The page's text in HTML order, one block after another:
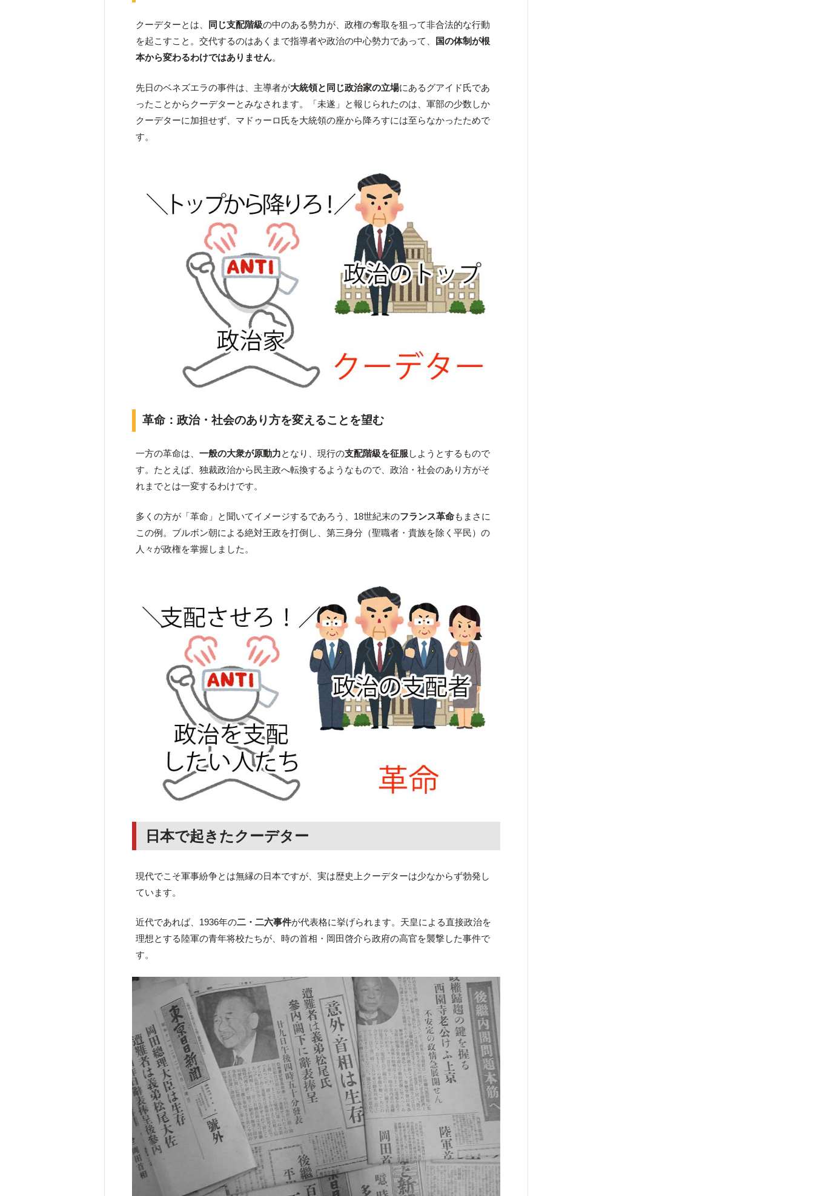
クーデターとは、 同じ支配階級の中のある勢力が、政権の奪取を狙って非合法的な行動
を起こすこと。交代するのはあくまで指導者や政治の中心勢力であって、
国の体制が根
本から変わるわけではありません。
先日のベネズエラの事件は、主導者が大統領と同じ政治家の立場にあるグアイド氏であ
ったことからクーデターとみなされます。「未遂」と報じられたのは、軍部の少数しか
クーデターに加担せず、マドゥーロ氏を大統領の座から降ろすには至らなかったためで
す。
革命：政治・社会のあり方を変えることを望む
一方の革命は、一般の大衆が原動力となり、現行の支配階級を征服しようとするもので
す。たとえば、独裁政治から民主政へ転換するようなもので、政治・社会のあり方がそ
れまでとは一変するわけです。
多くの方が「革命」と聞いてイメージするであろう、18世紀末のフランス革命もまさに
この例。ブルボン朝による絶対王政を打倒し、第三身分（聖職者・貴族を除く平民）の
人々が政権を掌握しました。
日本で起きたクーデター
現代でこそ軍事紛争とは無縁の日本ですが、実は歴史上クーデターは少なからず勃発し
ています。
近代であれば、1936年の二・二六事件が代表格に挙げられます。天皇による直接政治を
理想とする陸軍の青年将校たちが、時の首相・岡田啓介ら政府の高官を襲撃した事件で
す。